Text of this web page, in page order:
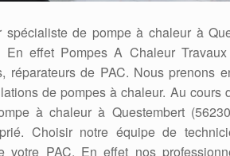
spécialiste de pompe à chaleur à
En effet Pompes A Chaleur
réparateurs de PAC. Nous prenons
de pompes à chaleur. Au cours
à chaleur à Questembert
Choisir notre équipe de
votre PAC. En effet nos